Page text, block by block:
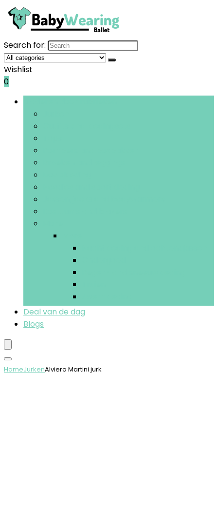
Search for:
Wishlist
0
Deal van de dag
Blogs
HomeJurkenAlviero Martini jurk